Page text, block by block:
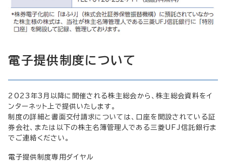
電子提供制度について
2023年3月以降に開催される株主総会から、株主総会資料をイ
ンターネット上で提供いたします。
制度の詳細と書面交付請求については、口座を開設されている証
券会社、または以下の株主名簿管理人である三菱UFJ信託銀行ま
でご連絡ください。
電子提供制度専用ダイヤル